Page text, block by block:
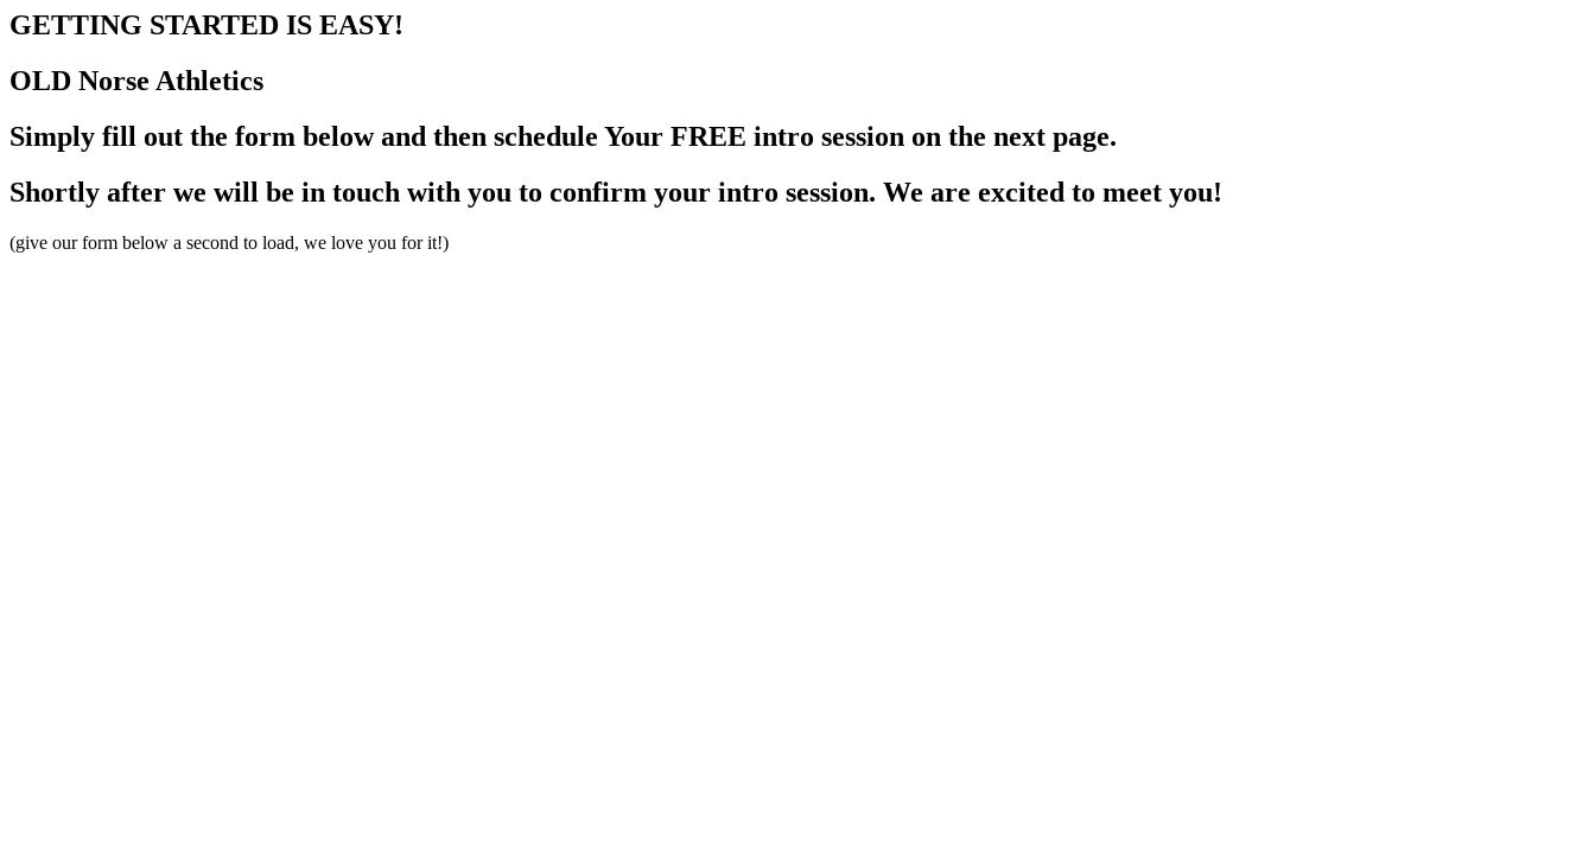
GETTING STARTED IS EASY!
OLD Norse Athletics
Simply fill out the form below and then schedule Your FREE intro session on the next page.
Shortly after we will be in touch with you to confirm your intro session. We are excited to meet you!
(give our form below a second to load, we love you for it!)